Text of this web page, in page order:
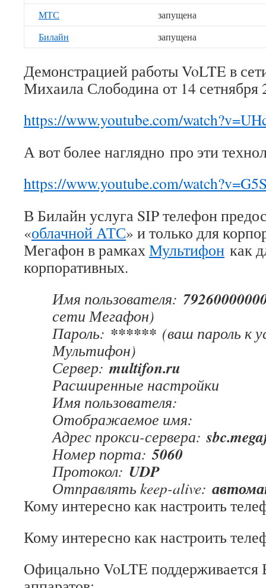
МТС
запущена
Билайн
запущена
Демонстрацией работы VoLTE в
Михаила Слободина от 14 сетнября
https://www.youtube.com/
А вот более наглядно про эти
https://www.youtube.com/
В Билайн услуга SIP телефон
«облачной АТС» и только для
Мегафон в рамкахМультифон как
корпоративных.
Имя пользователя:
сети Мегафон)
Пароль: ****** (ваш пароль к
Мультифон)
Сервер:multifon.ru
Расширенные настройки
Имя пользователя:
Отображаемое имя:
Адрес прокси-сервера:
Номер порта:5060
Протокол: UDP
Отправлять keep-alive:
Кому интересно как настроить
Кому интересно как настроить
Офицально VoLTE поддерживается